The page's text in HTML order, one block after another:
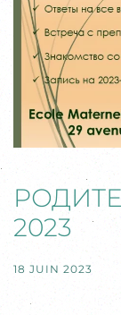
2023
18 JUIN 2023